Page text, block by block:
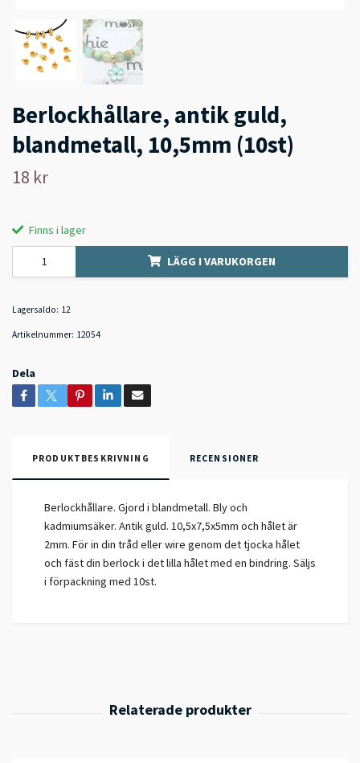
Berlockhållare, antik guld,
blandmetall, 10,5mm (10st)
18 kr
Finns i lager
LÄGG I VARUKORGEN
Lagersaldo: 12
Artikelnummer: 12054
Dela
PRODUKTBESKRIVNING RECENSIONER
Berlockhållare. Gjord i blandmetall. Bly och
kadmiumsäker. Antik guld. 10,5x7,5x5mm och hålet är
2mm. För in din tråd eller wire genom det tjocka hålet
och fäst din berlock i det lilla hålet med en bindring. Säljs
i förpackning med 10st.